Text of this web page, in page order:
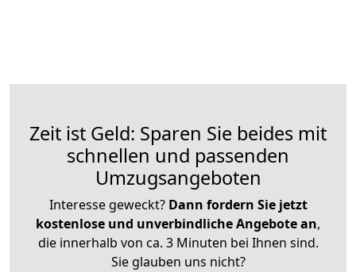
Zeit ist Geld: Sparen Sie beides mit
schnellen und passenden
Umzugsangeboten
Interesse geweckt? Dann fordern Sie jetzt
kostenlose und unverbindliche Angebote an,
die innerhalb von ca. 3 Minuten bei Ihnen sind.
Sie glauben uns nicht?